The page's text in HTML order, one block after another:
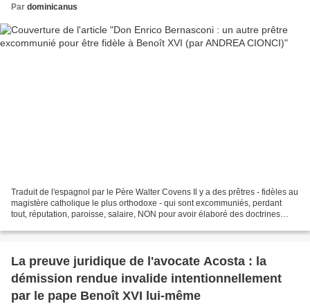
Par dominicanus
Traduit de l'espagnol par le Père Walter Covens Il y a des prêtres - fidèles au
magistère catholique le plus orthodoxe - qui sont excommuniés, perdant
tout, réputation, paroisse, salaire, NON pour avoir élaboré des doctrines
La preuve juridique de l'avocate Acosta : la
démission rendue invalide intentionnellement
par le pape Benoît XVI lui-même